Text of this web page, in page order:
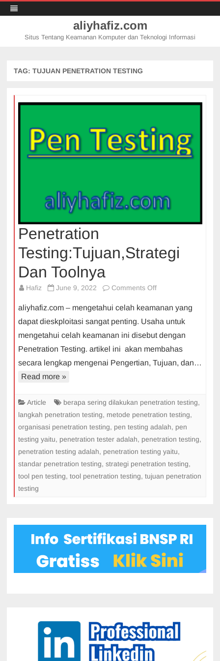
aliyhafiz.com
Situs Tentang Keamanan Komputer dan Teknologi Informasi
TAG: TUJUAN PENETRATION TESTING
Penetration
Testing:Tujuan,Strategi
Dan Toolnya
Hafiz June 9, 2022 Comments Offon
Dan
Toolnya
aliyhafiz.com – mengetahui celah keamanan yang
dapat dieskploitasi sangat penting. Usaha untuk
mengetahui celah keamanan ini disebut dengan
Penetration Testing. artikel ini akan membahas
secara lengkap mengenai Pengertian, Tujuan, dan…
Read more »
Article berapa sering dilakukan penetration testing,
langkah penetration testing, metode penetration testing,
organisasi penetration testing, pen testing adalah, pen
testing yaitu, penetration tester adalah, penetration testing,
penetration testing adalah, penetration testing yaitu,
standar penetration testing, strategi penetration testing,
tool pen testing, tool penetration testing, tujuan penetration
testing